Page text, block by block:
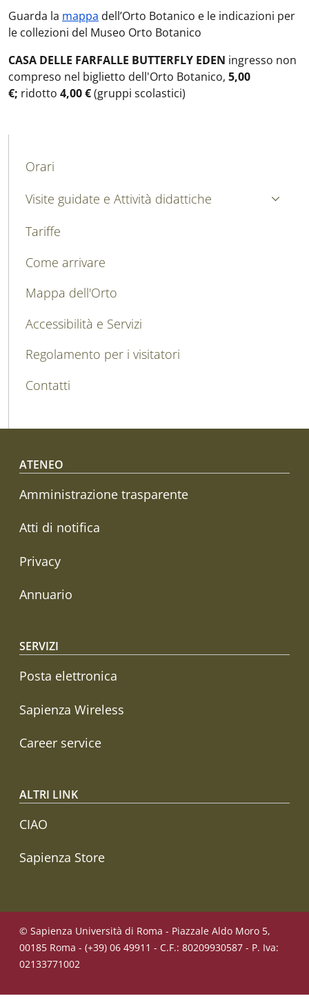
Guarda la mappa dell’Orto Botanico e le indicazioni per
le collezioni del Museo Orto Botanico
CASA DELLE FARFALLE BUTTERFLY EDEN ingresso non
compreso nel biglietto dell'Orto Botanico, 5,00
€; ridotto 4,00 €(gruppi scolastici)
MAIN NAVIGATION
Orari
Visite guidate e Attività didattiche
Tariffe
Come arrivare
Mappa dell'Orto
Accessibilità e Servizi
Regolamento per i visitatori
Contatti
Footer menu
ATENEO
Amministrazione trasparente
Atti di notifica
Privacy
Annuario
SERVIZI
Posta elettronica
Sapienza Wireless
Career service
ALTRI LINK
CIAO
Sapienza Store
© Sapienza Università di Roma - Piazzale Aldo Moro 5,
00185 Roma - (+39) 06 49911 - C.F.: 80209930587 - P. Iva:
02133771002